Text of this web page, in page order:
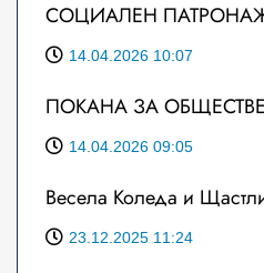
СОЦИАЛЕН
14.04.2026 10:07
ПОКАНА ЗА
14.04.2026 09:05
Весела Коледа и
23.12.2025 11:24